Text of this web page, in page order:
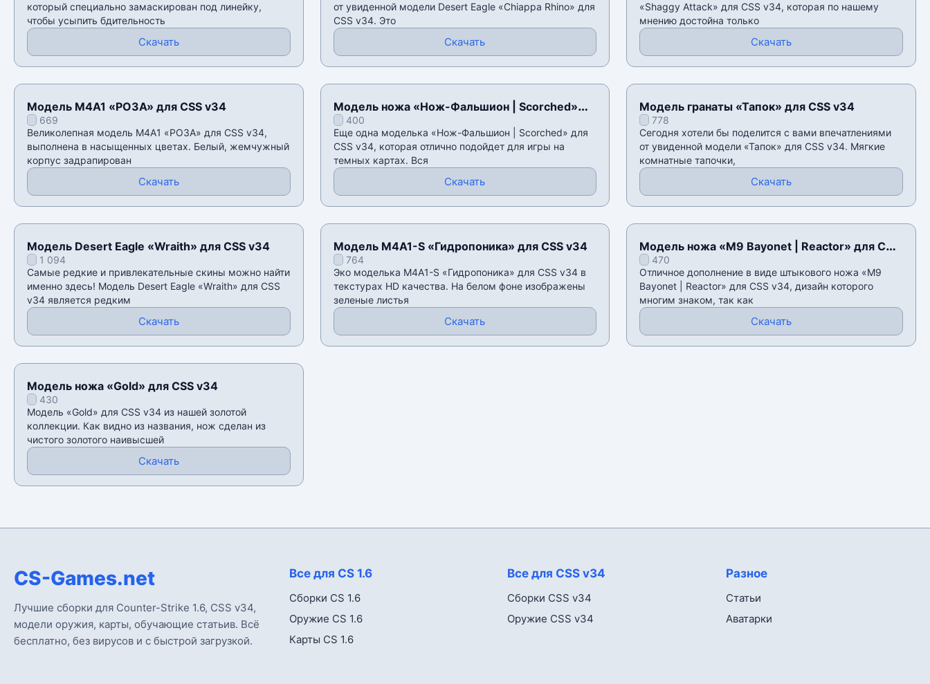
который специально замаскирован под линейку,
чтобы усыпить бдительность
Скачать
от увиденной модели Desert Eagle «Chiappa Rhino» для
CSS v34. Это
Скачать
«Shaggy Attack» для CSS v34, которая по нашему
мнению достойна только
Скачать
Модель M4A1 «РОЗА» для CSS v34
669
Великолепная модель M4A1 «РОЗА» для CSS v34,
выполнена в насыщенных цветах. Белый, жемчужный
корпус задрапирован
Скачать
Модель ножа «Нож-Фальшион | Scorched»
для CSS v34
400
Еще одна моделька «Нож-Фальшион | Scorched» для
CSS v34, которая отлично подойдет для игры на
темных картах. Вся
Скачать
Модель гранаты «Тапок» для CSS v34
778
Сегодня хотели бы поделится с вами впечатлениями
от увиденной модели «Тапок» для CSS v34. Мягкие
комнатные тапочки,
Скачать
Модель Desert Eagle «Wraith» для CSS v34
1 094
Самые редкие и привлекательные скины можно найти
именно здесь! Модель Desert Eagle «Wraith» для CSS
v34 является редким
Скачать
Модель M4A1-S «Гидропоника» для CSS v34
764
Эко моделька M4A1-S «Гидропоника» для CSS v34 в
текстурах HD качества. На белом фоне изображены
зеленые листья
Скачать
Модель ножа «M9 Bayonet | Reactor» для CSS
v34470
Отличное дополнение в виде штыкового ножа «M9
Bayonet | Reactor» для CSS v34, дизайн которого
многим знаком, так как
Скачать
Модель ножа «Gold» для CSS v34
430
Модель «Gold» для CSS v34 из нашей золотой
коллекции. Как видно из названия, нож сделан из
чистого золотого наивысшей
Скачать
CS-Games.net
Лучшие сборки для Counter-Strike 1.6, CSS v34,
модели оружия, карты, обучающие статьив. Всё
бесплатно, без вирусов и с быстрой загрузкой.
Все для CS 1.6
Сборки CS 1.6
Оружие CS 1.6
Карты CS 1.6
Все для CSS v34
Сборки CSS v34
Оружие CSS v34
Разное
Статьи
Аватарки